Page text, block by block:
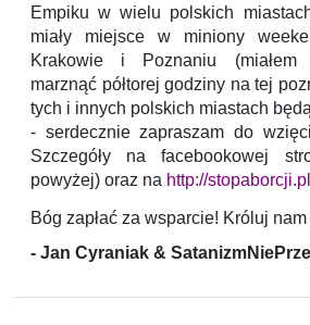
Empiku w wielu polskich
miały miejsce w miniony
Krakowie i Poznaniu (miałem
marznąć półtorej godziny na tej
tych i innych polskich miastach
- serdecznie zapraszam do
Szczegóły na facebookowej
powyżej) oraz na http://
Bóg zapłać za wsparcie! Króluj
- Jan Cyraniak &